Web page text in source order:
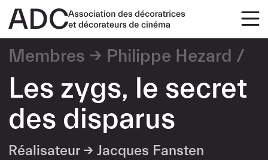
Membres Philippe Hezard
Les zygs, le secret
des disparus
Réalisateur → Jacques Fansten